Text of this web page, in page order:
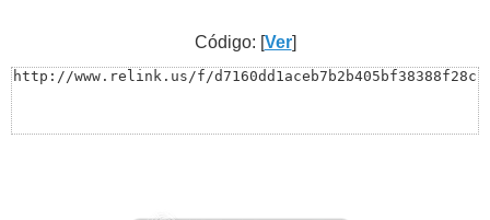
Código: [Ver]
http://www.relink.us/f/d7160dd1aceb7b2b405bf38388f28c